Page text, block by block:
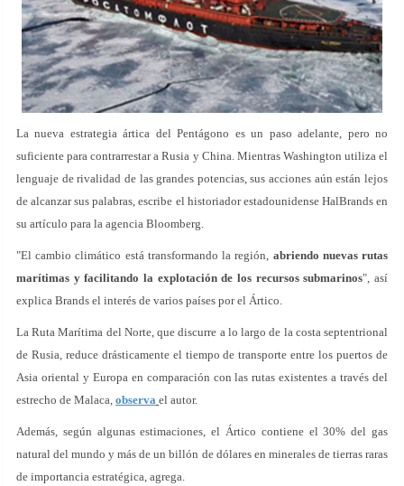
La nueva estrategia ártica del Pentágono es un paso adelante, pero no
suficiente para contrarrestar a Rusia y China. Mientras Washington utiliza el
lenguaje de rivalidad de las grandes potencias, sus acciones aún están lejos
de alcanzar sus palabras, escribe el historiador estadounidense HalBrands en
su artículo para la agencia Bloomberg.
"El cambio climático está transformando la región, abriendo nuevas rutas
marítimas y facilitando la explotación de los recursos submarinos", así
explica Brands el interés de varios países por el Ártico.
La Ruta Marítima del Norte, que discurre a lo largo de la costa septentrional
de Rusia, reduce drásticamente el tiempo de transporte entre los puertos de
Asia oriental y Europa en comparación con las rutas existentes a través del
estrecho de Malaca, observa el autor.
Además, según algunas estimaciones, el Ártico contiene el 30% del gas
natural del mundo y más de un billón de dólares en minerales de tierras raras
de importancia estratégica, agrega.